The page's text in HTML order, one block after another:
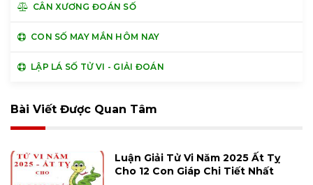
CÂN XƯƠNG ĐOÁN SỐ
CON SỐ MAY MẮN HÔM NAY
LẬP LÁ SỐ TỬ VI - GIẢI ĐOÁN
Bài Viết Được Quan Tâm
Luận Giải Tử Vi Năm 2025 Ất Tỵ
Cho 12 Con Giáp Chi Tiết Nhất